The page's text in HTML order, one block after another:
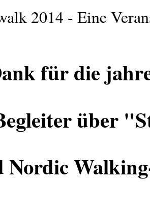
2014 - Eine
für die
über